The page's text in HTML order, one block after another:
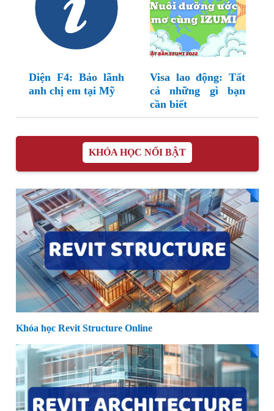
Diện F4: Bảo lãnh
anh chị em tại Mỹ
Visa lao động: Tất
cả những gì bạn
cần biết
KHÓA HỌC NỔI BẬT
Khóa học Revit Structure Online